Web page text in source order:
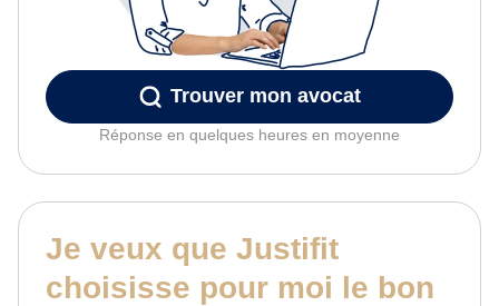
Trouver mon avocat
Réponse en quelques heures en moyenne
Je veux que Justifit
choisisse pour moi le bon